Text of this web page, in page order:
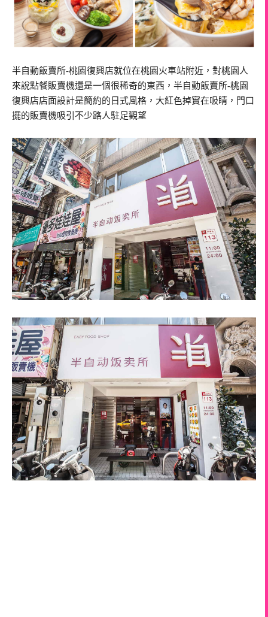
半自動飯賣所-桃園復興店就位在桃園火車站附近，對桃園人
來說點餐販賣機還是一個很稀奇的東西，半自動飯賣所-桃園
復興店店面設計是簡約的日式風格，大紅色掉實在吸睛，門口
擺的販賣機吸引不少路人駐足觀望